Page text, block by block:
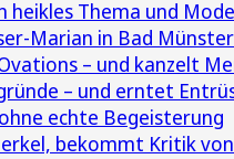
Thema und
Marian in Bad
– und kanzelt
– und erntet
echte Begeisterung
bekommt Kritik von